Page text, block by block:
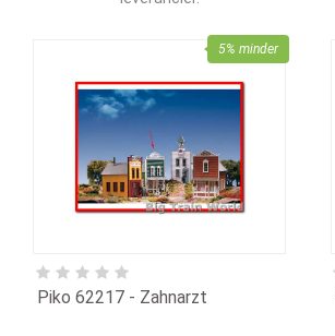
Piko 62217 - Zahnarzt
5% minder